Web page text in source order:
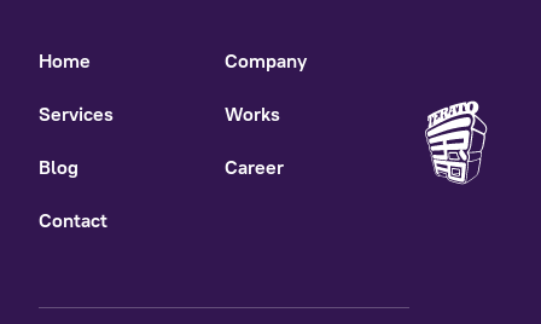
Home Company
Services Works
Blog Career
Contact